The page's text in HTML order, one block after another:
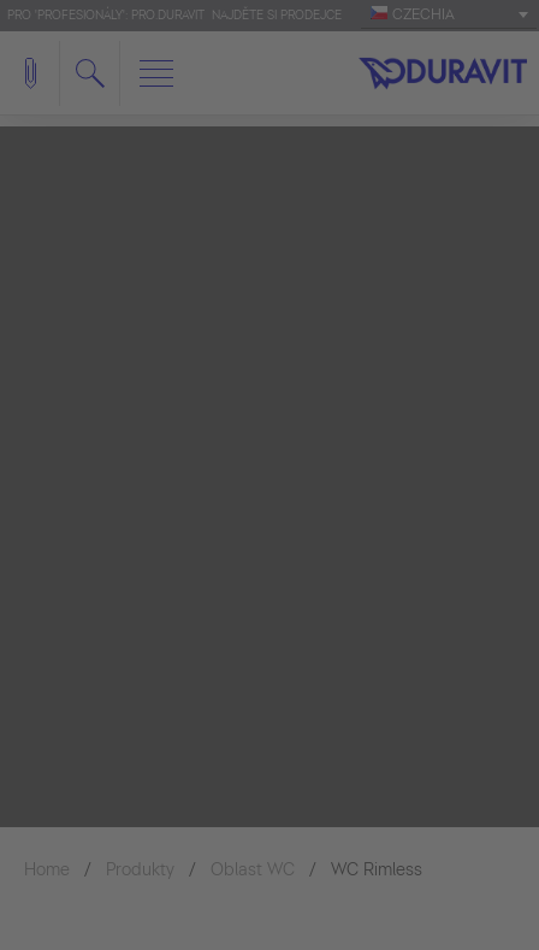
PRO 'PROFESIONÁLY': PRO.DURAVIT NAJDĚTE SI PRODEJCE CZECHIA
Home Produkty Oblast WC WC Rimless